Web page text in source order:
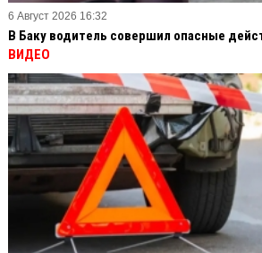
6 Август 2026 16:32
В Баку водитель совершил опасные
ВИДЕО